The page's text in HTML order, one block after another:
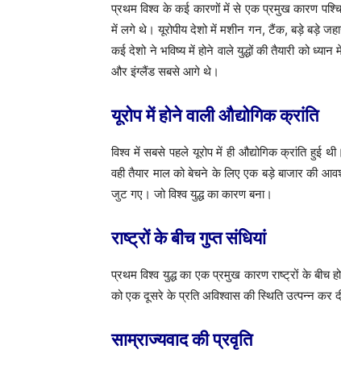
प्रथम विश्व के कई कारणों में से एक प्रमुख कारण
में लगे थे। यूरोपीय देशो में मशीन गन, टैंक, बड़े बड़े
कई देशो ने भविष्य में होने वाले युद्धों की तैयारी को
और इंग्लैंड सबसे आगे थे।
यूरोप में होने वाली औद्योगिक क्रांति
विश्व में सबसे पहले यूरोप में ही औद्योगिक क्रांति हुई
वही तैयार माल को बेचने के लिए एक बड़े बाजार की
जुट गए। जो विश्व युद्ध का कारण बना।
राष्ट्रों के बीच गुप्त संधियां
प्रथम विश्व युद्ध का एक प्रमुख कारण राष्ट्रों के बीच
को एक दूसरे के प्रति अविश्वास की स्थिति उत्पन्न कर
साम्राज्यवाद की प्रवृति